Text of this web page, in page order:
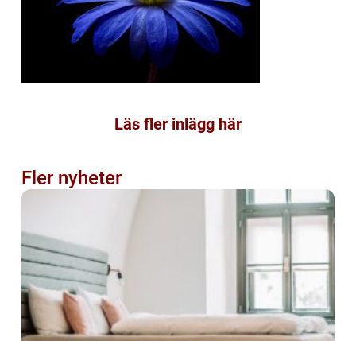
Läs fler inlägg här
Fler nyheter